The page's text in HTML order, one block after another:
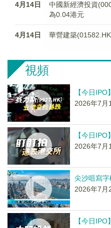
4月14日
中國新經濟投資
為0.04港元
4月14日 華營建築
視頻
【今日
2026年7月
【今日
2026年7月
尖沙咀寫
2026年7月
【今日